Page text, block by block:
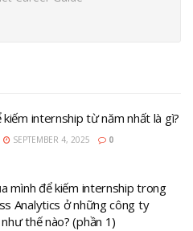
kiếm internship từ năm nhất là gì?
SEPTEMBER 4, 2025 0
mình để kiếm internship trong
Analytics ở những công ty
thế nào? (phần 1)